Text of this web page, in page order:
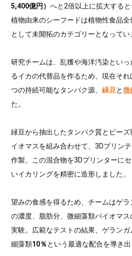
5,400億円）へと2倍以上に拡大する
植物由来のシーフードは植物性食品
として未開拓のカテゴリーとなってい
研究チームは、乱獲や海洋汚染とい
るイカの代替品を作るため、現在そ
つの持続可能なタンパク源、緑豆と微
た。
緑豆から抽出したタンパク質とビー
イオマスを組み合わせて、3Dプリン
作製。この混合物を3Dプリンターに
いイカリングを精密に造形しました。
望みの食感を得るため、チームはゲラ
の濃度、脂肪分、微細藻類バイオマ
実験。広範なテストの結果、ゲランガ
細藻類10％という最適な配合を導き出